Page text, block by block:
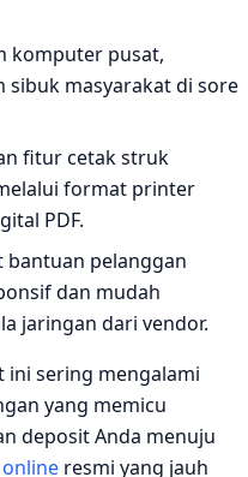
komputer pusat,
sibuk masyarakat di sore
fitur cetak struk
format printer
PDF.
bantuan pelanggan
dan mudah
jaringan dari vendor.
ini sering mengalami
yang memicu
deposit Anda menuju
resmi yang jauh